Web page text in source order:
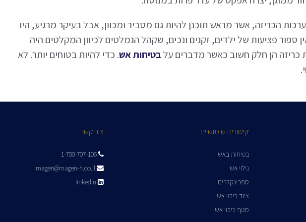
הכריזה, אשר מראש תוכנן להיות גם מסביר ומכוון, אבל בעיקר מרגיע, היו
ספור פציעות של ילדים, זקנים ונכים, שקהל הנמלטים לכיוון המקלטים היה
כריזה הן חלק חשוב כאשר מדברים עלבטיחות אש. כדי להיות בטוחים יותר. לא
קישורים שימושיים
בטיחות באש
גילוי אש
ספרינקלרים
ציוד כיבוי אש
מטף כיבוי אש
צור קשר